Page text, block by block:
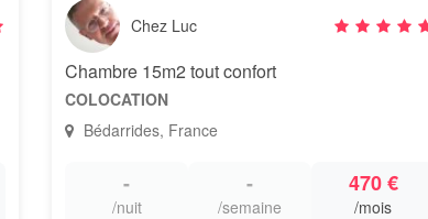
Chez Luc
Chambre 15m2 tout confort
COLOCATION
Bédarrides, France
-
/nuit
-
/semaine
470 €
/mois